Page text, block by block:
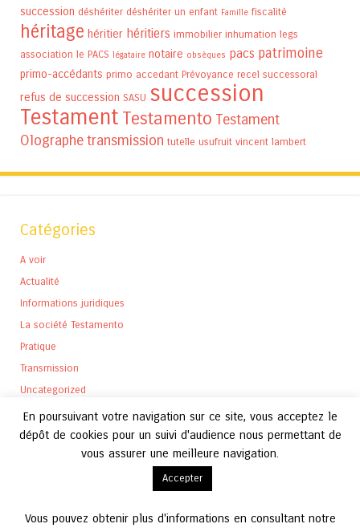
succession déshériter déshériter un enfant Famille fiscalité
héritage héritier héritiers immobilier inhumation legs
association le PACS légataire notaire obsèques pacs patrimoine
primo-accédants primo accedant Prévoyance recel successoral
refus de succession SASU succession
Testament Testamento Testament
Olographetransmission tutelle usufruit vincent lambert
Catégories
A voir
Actualité
Informations juridiques
La société Testamento
Pratique
Transmission
Uncategorized
En poursuivant votre navigation sur ce site, vous acceptez le
dépôt de cookies pour un suivi d'audience nous permettant de
vous assurer une meilleure navigation.
Accepter
Vous pouvez obtenir plus d'informations en consultant notre